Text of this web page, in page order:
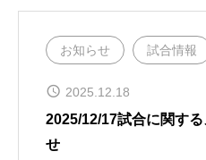
お知らせ 試合情報
2025.12.18
2025/12/17試合に関す
せ